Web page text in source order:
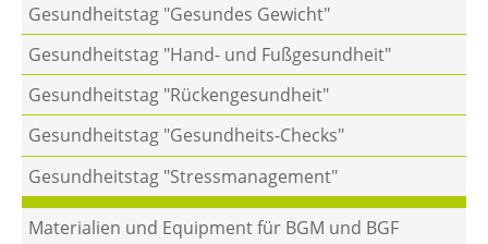
Gesundheitstag "Gesundes Gewicht"
Gesundheitstag "Hand- und Fußgesundheit"
Gesundheitstag "Rückengesundheit"
Gesundheitstag "Gesundheits-Checks"
Gesundheitstag "Stressmanagement"
Materialien und Equipment für BGM und BGF